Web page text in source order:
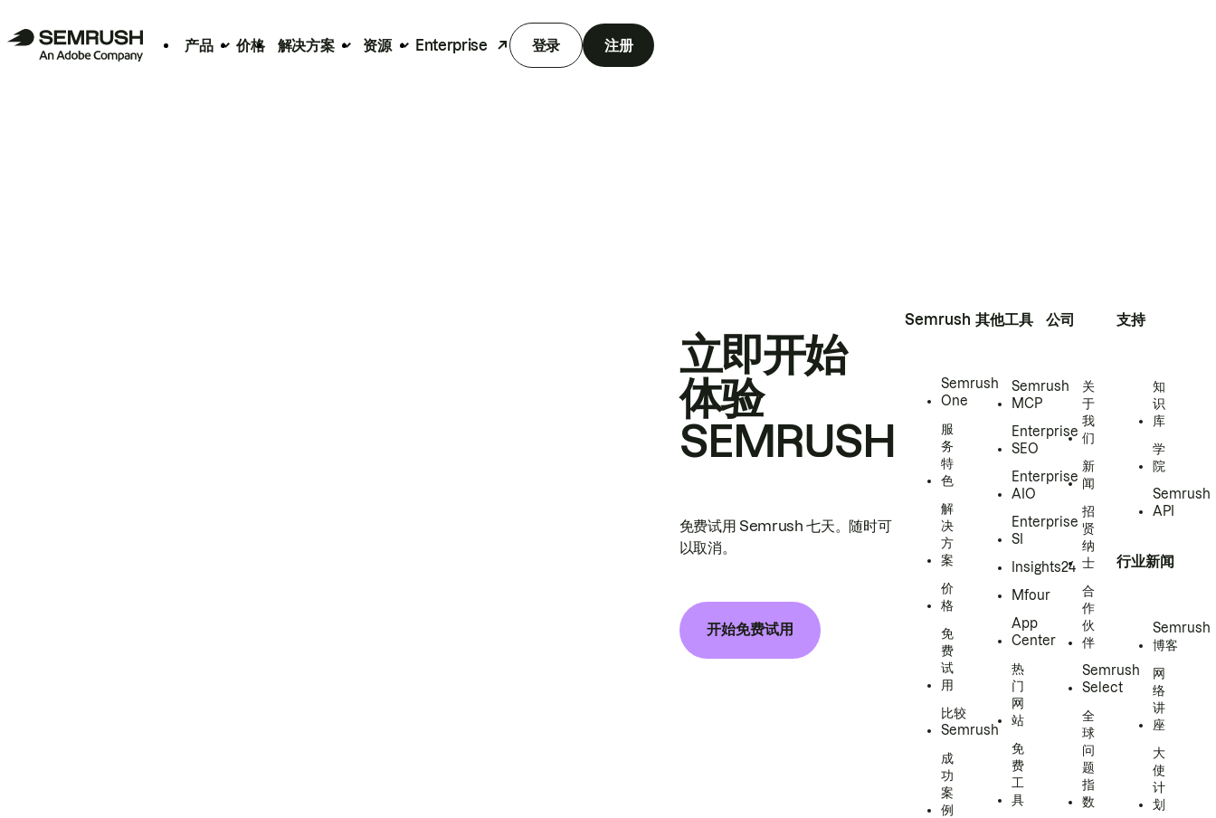
产品 价格 解决方案 资源 Enterprise 登录 注册
立即开始
体验
SEMRUSH
免费试用 Semrush 七天。随时可
以取消。
开始免费试用
Semrush
Semrush
One
服
务
特
色
解
决
方
案
价
格
免
费
试
用
比较
Semrush
成
功
案
例
其他工具
Semrush
MCP
Enterprise
SEO
Enterprise
AIO
Enterprise
SI
Insights24
Mfour
App
Center
热
门
网
站
免
费
工
具
公司
关
于
我
们
新
闻
招
贤
纳
士
合
作
伙
伴
Semrush
Select
全
球
问
题
指
数
支持
知
识
库
学
院
Semrush
API
行业新闻
Semrush
博客
网
络
讲
座
大
使
计
划